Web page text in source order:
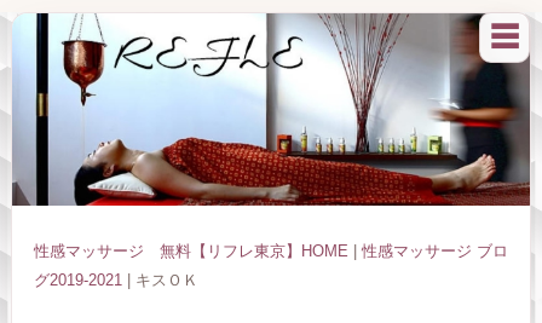
☰
性感マッサージ 無料【リフレ東京】HOME
性感マッサージ ブロ
グ2019-2021
| キスＯＫ